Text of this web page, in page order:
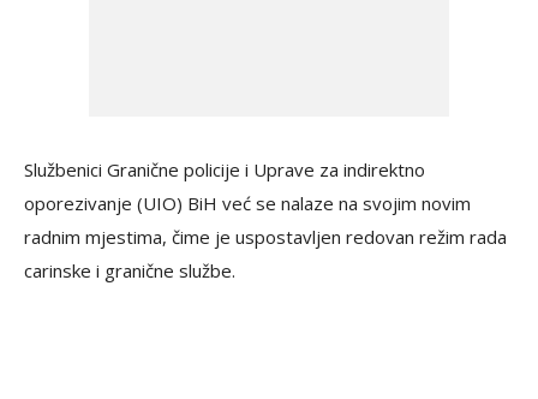
Službenici Granične policije i Uprave za indirektno
oporezivanje (UIO) BiH već se nalaze na svojim novim
radnim mjestima, čime je uspostavljen redovan režim rada
carinske i granične službe.